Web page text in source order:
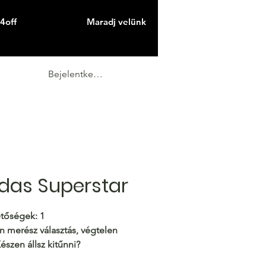
Maradj velünk
Bejelentkezés
Superstar
1
merész választás, végtelen
állsz kitűnni?